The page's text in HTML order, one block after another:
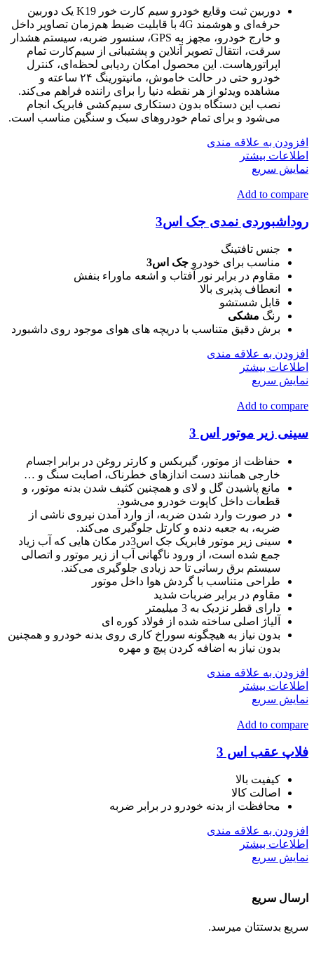
دوربین ثبت وقایع خودرو سیم کارت خور K19 یک دوربین
حرفه‌ای و هوشمند 4G با قابلیت ضبط هم‌زمان تصاویر داخل
و خارج خودرو، مجهز به GPS، سنسور ضربه، سیستم هشدار
سرقت، انتقال تصویر آنلاین و پشتیبانی از سیم‌کارت تمام
اپراتورهاست. این محصول امکان ردیابی لحظه‌ای، کنترل
خودرو حتی در حالت خاموش، مانیتورینگ ۲۴ ساعته و
مشاهده ویدئو از هر نقطه دنیا را برای راننده فراهم می‌کند.
نصب این دستگاه بدون دستکاری سیم‌کشی فابریک انجام
می‌شود و برای تمام خودروهای سبک و سنگین مناسب است.
افزودن به علاقه مندی
اطلاعات بیشتر
نمایش سریع
Add to compare
روداشبوردی نمدی جک اس3
جنس تافتینگ
مناسب برای خودرو جک اس3
مقاوم در برابر نور آفتاب و اشعه ماوراء بنفش
انعطاف پذیری بالا
قابل شستشو
رنگ مشکی
برش دقیق متناسب با دریچه های هوای موجود روی داشبورد
افزودن به علاقه مندی
اطلاعات بیشتر
نمایش سریع
Add to compare
سینی زیر موتور اس 3
حفاظت از موتور، گیربکس و کارتر روغن در برابر اجسام
خارجی همانند دست اندازهای خطرناک، اصابت سنگ و …
مانع پاشیدن گل و لای و همچنین کثیف شدن بدنه موتور، و
قطعات داخل کاپوت خودرو می‌شود.
در صورت وارد شدن ضربه، از وارد آمدن نیروی ناشی از
ضربه، به جعبه دنده و کارتل جلوگیری می‌کند.
سینی زیر موتور فابریک جک اس3در مکان هایی که آب زیاد
جمع شده است، از ورود ناگهانی آب از زیر موتور و اتصالی
سیستم برق رسانی تا حد زیادی جلوگیری می‌کند.
طراحی متناسب با گردش هوا داخل موتور
مقاوم در برابر ضربات شدید
دارای قطر نزدیک به 3 میلیمتر
آلیاژ اصلی ساخته شده از فولاد کوره ای
بدون نیاز به هیچگونه سوراخ کاری روی بدنه خودرو و همچنین
بدون نیاز به اضافه کردن پیچ و مهره
افزودن به علاقه مندی
اطلاعات بیشتر
نمایش سریع
Add to compare
فلاپ عقب اس 3
کیفیت بالا
اصالت کالا
محافظت از بدنه خودرو در برابر ضربه
افزودن به علاقه مندی
اطلاعات بیشتر
نمایش سریع
ارسال سریع
سریع بدستتان میرسد.